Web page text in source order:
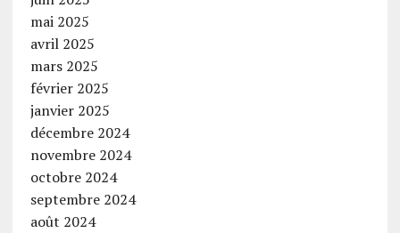
mai 2025
avril 2025
mars 2025
février 2025
janvier 2025
décembre 2024
novembre 2024
octobre 2024
septembre 2024
août 2024